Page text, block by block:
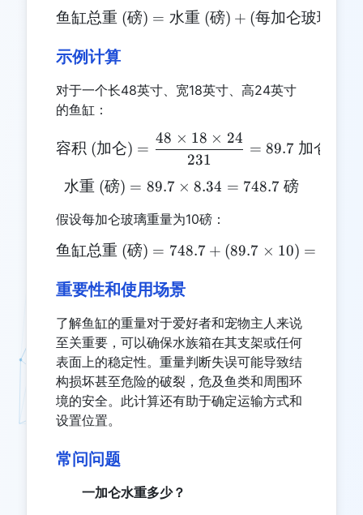
\text{鱼缸总重 (磅)} =
鱼缸总重 (磅) = 水重(磅) + (每加仑玻璃重量
示例计算
对于一个长48英寸、宽18英寸、高24英寸
的鱼缸：
\text{容积 (加仑)} =
容积 (加仑) =
231
48 × 18 × 24
= 89.7 加仑
\text{水重 (磅)} = 89.7
水重 (磅) = 89.7 × 8.34 = 748.7 磅
假设每加仑玻璃重量为10磅：
\text{鱼缸总重 (磅)} =
鱼缸总重 (磅) = 748.7 + (89.7 × 10) =
重要性和使用场景
了解鱼缸的重量对于爱好者和宠物主人来说
至关重要，可以确保水族箱在其支架或任何
表面上的稳定性。重量判断失误可能导致结
构损坏甚至危险的破裂，危及鱼类和周围环
境的安全。此计算还有助于确定运输方式和
设置位置。
常问问题
一加仑水重多少？